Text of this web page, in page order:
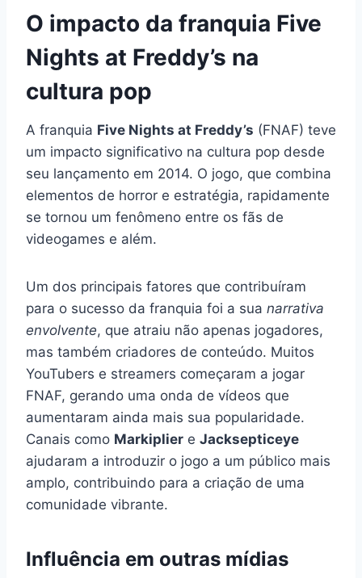
O impacto da franquia Five
Nights at Freddy’s na
cultura pop
A franquia Five Nights at Freddy’s (FNAF) teve
um impacto significativo na cultura pop desde
seu lançamento em 2014. O jogo, que combina
elementos de horror e estratégia, rapidamente
se tornou um fenômeno entre os fãs de
videogames e além.
Um dos principais fatores que contribuíram
para o sucesso da franquia foi a sua narrativa
envolvente, que atraiu não apenas jogadores,
mas também criadores de conteúdo. Muitos
YouTubers e streamers começaram a jogar
FNAF, gerando uma onda de vídeos que
aumentaram ainda mais sua popularidade.
Canais como Markiplier e Jacksepticeye
ajudaram a introduzir o jogo a um público mais
amplo, contribuindo para a criação de uma
comunidade vibrante.
Influência em outras mídias